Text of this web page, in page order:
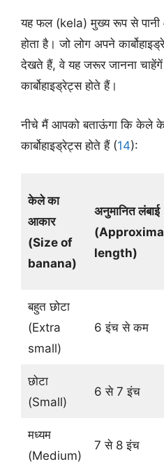
यह फल (kela) मुख्य रूप से पानी
होता है। जो लोग अपने
देखते हैं, वे यह जरूर जानना
कार्बोहाइड्रेट्स होते हैं।
नीचे मैं आपको बताऊंगा कि केले के
कार्बोहाइड्रेट्स होते हैं (14):
केले का
आकार
(Size of
banana)
अनुमानित लंबाई
(
length)
बहुत छोटा
(Extra
small)
6 इंच से कम
छोटा
(Small)
6 से 7 इंच
मध्यम
(Medium)
7 से 8 इंच